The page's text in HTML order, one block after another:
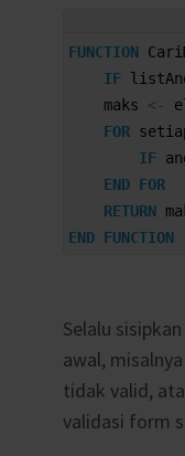
FUNCTION
IF
maks
<-
FOR
IF
END FOR
RETURN
END FUNCTION
Selalu
awal,
tidak valid,
validasi form